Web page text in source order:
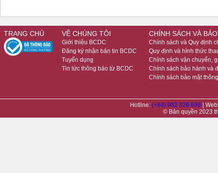
TRANG CHỦ VỀ CHÚNG TÔI
Giới thiệu BCDC
Đăng ký nhận bản tin BCDC
Tuyển dụng
Tin tức thông báo từ BCDC
CHÍNH SÁCH VÀ
Chính sách và Quy định
Quy định và hình thức
Chính sách vận chuyển,
Chính sách bảo hành và
Chính sách bảo mật
Hotline: (+84) 982 328 696
|
© Bản quyền 2023